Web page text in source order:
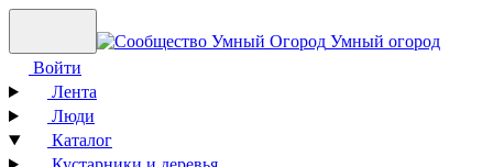
Умный огород
Войти
Лента
Люди
Каталог